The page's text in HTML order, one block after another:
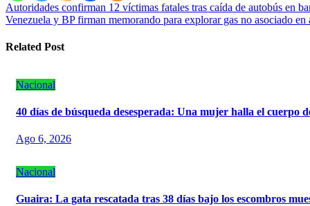
Navegación
de
entradas
Autoridades confirman 12 víctimas fatales tras caída de autobús en
Venezuela y BP firman memorando para explorar gas no asociado en
Related Post
Nacional
40 días de búsqueda desesperada: Una mujer halla el cuerpo
Ago 6, 2026
Nacional
Guaira: La gata rescatada tras 38 días bajo los escombros